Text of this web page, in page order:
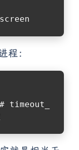
程：
timeout_